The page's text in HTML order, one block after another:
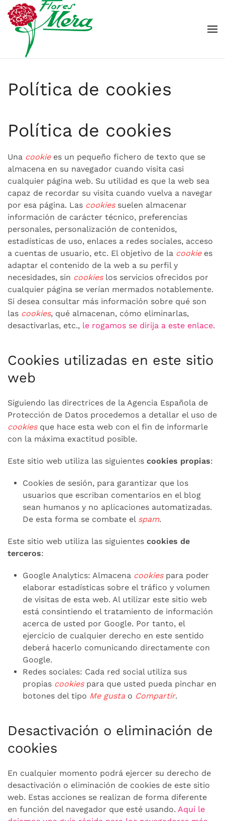
Política de cookies
Política de cookies
Una cookiees un pequeño fichero de texto que se
almacena en su navegador cuando visita casi
cualquier página web. Su utilidad es que la web sea
capaz de recordar su visita cuando vuelva a navegar
por esa página. Las cookiessuelen almacenar
información de carácter técnico, preferencias
personales, personalización de contenidos,
estadísticas de uso, enlaces a redes sociales, acceso
a cuentas de usuario, etc. El objetivo de la cookiees
adaptar el contenido de la web a su perfil y
necesidades, sin cookieslos servicios ofrecidos por
cualquier página se verían mermados notablemente.
Si desea consultar más información sobre qué son
las cookies, qué almacenan, cómo eliminarlas,
desactivarlas, etc., le rogamos se dirija a este enlace.
Cookies utilizadas en este sitio
web
Siguiendo las directrices de la Agencia Española de
Protección de Datos procedemos a detallar el uso de
cookiesque hace esta web con el fin de informarle
con la máxima exactitud posible.
Este sitio web utiliza las siguientes cookies propias:
Cookies de sesión, para garantizar que los
usuarios que escriban comentarios en el blog
sean humanos y no aplicaciones automatizadas.
De esta forma se combate el spam.
Este sitio web utiliza las siguientes cookies de
terceros:
Google Analytics: Almacena cookiespara poder
elaborar estadísticas sobre el tráfico y volumen
de visitas de esta web. Al utilizar este sitio web
está consintiendo el tratamiento de información
acerca de usted por Google. Por tanto, el
ejercicio de cualquier derecho en este sentido
deberá hacerlo comunicando directamente con
Google.
Redes sociales: Cada red social utiliza sus
propias cookiespara que usted pueda pinchar en
botones del tipo Me gusta o Compartir.
Desactivación o eliminación de
cookies
En cualquier momento podrá ejercer su derecho de
desactivación o eliminación de cookies de este sitio
web. Estas acciones se realizan de forma diferente
en función del navegador que esté usando. Aquí le